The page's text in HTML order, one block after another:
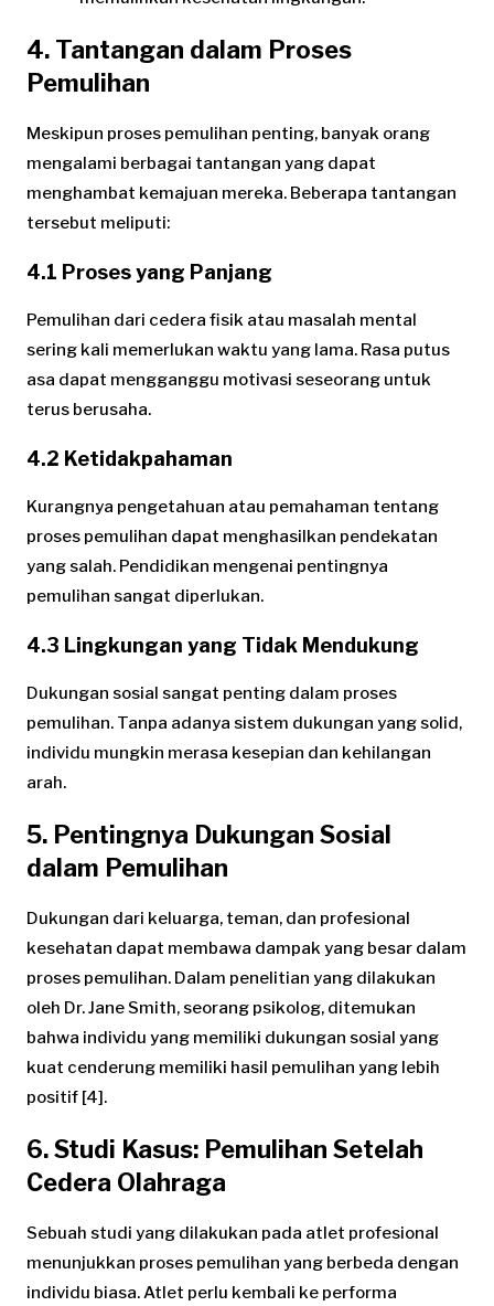
4. Tantangan dalam Proses
Pemulihan
Meskipun proses pemulihan penting, banyak orang
mengalami berbagai tantangan yang dapat
menghambat kemajuan mereka. Beberapa tantangan
tersebut meliputi:
4.1 Proses yang Panjang
Pemulihan dari cedera fisik atau masalah mental
sering kali memerlukan waktu yang lama. Rasa putus
asa dapat mengganggu motivasi seseorang untuk
terus berusaha.
4.2 Ketidakpahaman
Kurangnya pengetahuan atau pemahaman tentang
proses pemulihan dapat menghasilkan pendekatan
yang salah. Pendidikan mengenai pentingnya
pemulihan sangat diperlukan.
4.3 Lingkungan yang Tidak Mendukung
Dukungan sosial sangat penting dalam proses
pemulihan. Tanpa adanya sistem dukungan yang solid,
individu mungkin merasa kesepian dan kehilangan
arah.
5. Pentingnya Dukungan Sosial
dalam Pemulihan
Dukungan dari keluarga, teman, dan profesional
kesehatan dapat membawa dampak yang besar dalam
proses pemulihan. Dalam penelitian yang dilakukan
oleh Dr. Jane Smith, seorang psikolog, ditemukan
bahwa individu yang memiliki dukungan sosial yang
kuat cenderung memiliki hasil pemulihan yang lebih
positif [4].
6. Studi Kasus: Pemulihan Setelah
Cedera Olahraga
Sebuah studi yang dilakukan pada atlet profesional
menunjukkan proses pemulihan yang berbeda dengan
individu biasa. Atlet perlu kembali ke performa